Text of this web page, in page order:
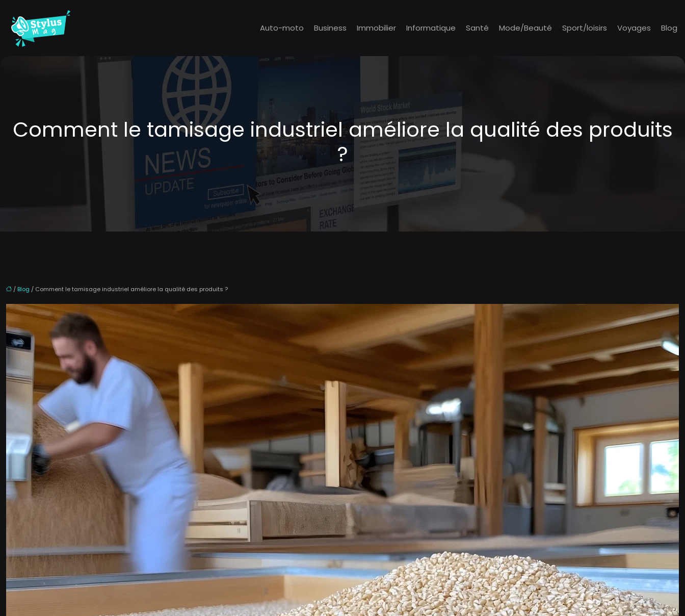
Auto-moto Business Immobilier Informatique Santé Mode/Beauté Sport/loisirs Voyages Blog
Comment le tamisage industriel améliore la qualité des produits
?
/ Blog / Comment le tamisage industriel améliore la qualité des produits ?